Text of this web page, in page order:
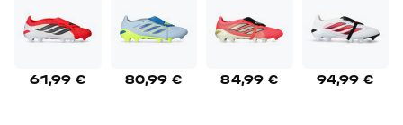
61,99 € 80,99 € 84,99 € 94,99 €